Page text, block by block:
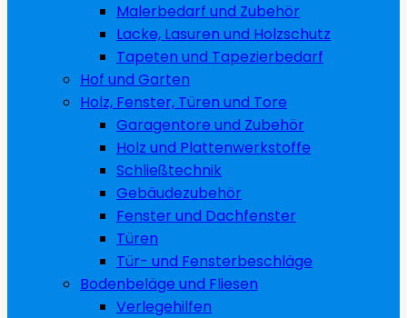
Malerbedarf und Zubehör
Lacke, Lasuren und Holzschutz
Tapeten und Tapezierbedarf
Hof und Garten
Holz, Fenster, Türen und Tore
Garagentore und Zubehör
Holz und Plattenwerkstoffe
Schließtechnik
Gebäudezubehör
Fenster und Dachfenster
Türen
Tür- und Fensterbeschläge
Bodenbeläge und Fliesen
Verlegehilfen